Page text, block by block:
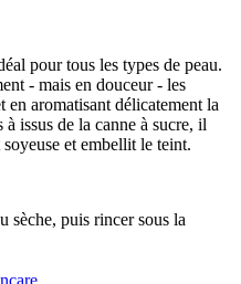
pour tous les types de peau.
- mais en douceur - les
en aromatisant délicatement la
issus de la canne à sucre, il
et embellit le teint.
sèche, puis rincer sous la